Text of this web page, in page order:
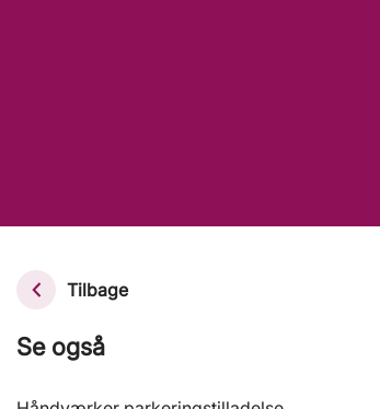
Tilbage
Se også